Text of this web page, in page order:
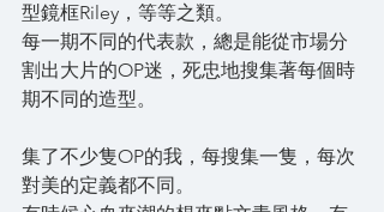
型鏡框Riley，等等之類。
每一期不同的代表款，總是能從市場分
割出大片的OP迷，死忠地搜集著每個時
期不同的造型。
集了不少隻OP的我，每搜集一隻，每次
對美的定義都不同。